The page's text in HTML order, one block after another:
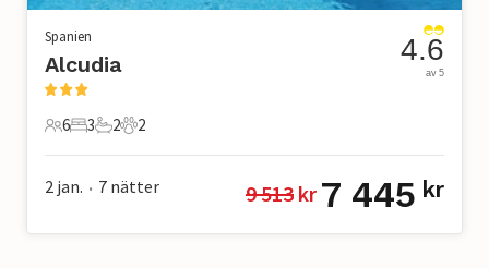
Spanien
Alcudia
6 Gäster
6
3 Sovrum
3
2 Badrum
2
2 Husdjur
2
4.6
av 5
2 jan. • 7 nätter 9 513 kr 7 445 kr